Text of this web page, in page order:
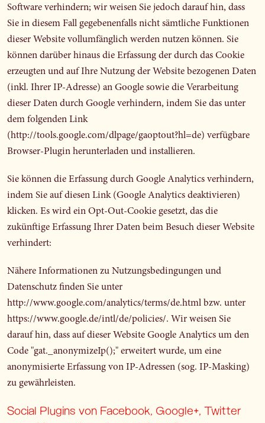
Software verhindern; wir weisen Sie jedoch darauf hin, dass
Sie in diesem Fall gegebenenfalls nicht sämtliche Funktionen
dieser Website vollumfänglich werden nutzen können. Sie
können darüber hinaus die Erfassung der durch das Cookie
erzeugten und auf Ihre Nutzung der Website bezogenen Daten
(inkl. Ihrer IP-Adresse) an Google sowie die Verarbeitung
dieser Daten durch Google verhindern, indem Sie das unter
dem folgenden Link
(http://tools.google.com/dlpage/gaoptout?hl=de) verfügbare
Browser-Plugin herunterladen und installieren.
Sie können die Erfassung durch Google Analytics verhindern,
indem Sie auf diesen Link (Google Analytics deaktivieren)
klicken. Es wird ein Opt-Out-Cookie gesetzt, das die
zukünftige Erfassung Ihrer Daten beim Besuch dieser Website
verhindert:
Nähere Informationen zu Nutzungsbedingungen und
Datenschutz finden Sie unter
http://www.google.com/analytics/terms/de.html bzw. unter
https://www.google.de/intl/de/policies/. Wir weisen Sie
darauf hin, dass auf dieser Website Google Analytics um den
Code "gat._anonymizeIp();" erweitert wurde, um eine
anonymisierte Erfassung von IP-Adressen (sog. IP-Masking)
zu gewährleisten.
Social Plugins von Facebook, Google+, Twitter